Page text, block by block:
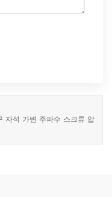
석 가변 주파수 스크류 압